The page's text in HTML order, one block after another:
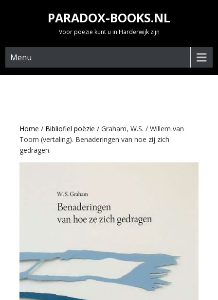
PARADOX-BOOKS.NL
Voor poëzie kunt u in Harderwijk zijn
Menu
Home / Bibliofiel poëzie / Graham, W.S. / Willem van
Toorn (vertaling). Benaderingen van hoe zij zich
gedragen.